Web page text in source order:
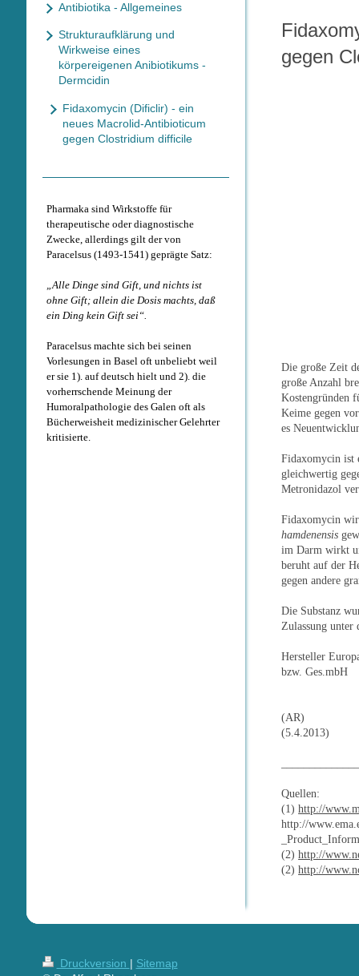
gegen
Die große Zeit
große Anzahl
Kostengründen
Keime gegen
es
Fidaxomycin ist
gleichwertig
Metronidazol
Fidaxomycin
hamdenensis
im Darm wirkt
beruht auf der
gegen andere
Die Substanz
Zulassung
Hersteller
bzw. Ges.mbH
(AR)
(5.4.2013)
Quellen:
(1)http://
http://
(2)http://
(2)http://
Antibiotika - Allgemeines
Strukturaufklärung und
Wirkweise eines
körpereigenen Anibiotikums -
Dermcidin
Fidaxomycin (Dificlir) - ein
neues Macrolid-Antibioticum
gegen Clostridium difficile
Pharmaka sind Wirkstoffe für
therapeutische oder diagnostische
Zwecke, allerdings gilt der von
Paracelsus (1493-1541) geprägte Satz:
„Alle Dinge sind Gift, und nichts ist
ohne Gift; allein die Dosis machts, daß
ein Ding kein Gift sei“.
Paracelsus machte sich bei seinen
Vorlesungen in Basel oft unbeliebt weil
er sie 1). auf deutsch hielt und 2). die
vorherrschende Meinung der
Humoralpathologie des Galen oft als
Bücherweisheit medizinischer Gelehrter
kritisierte.
Druckversion | Sitemap